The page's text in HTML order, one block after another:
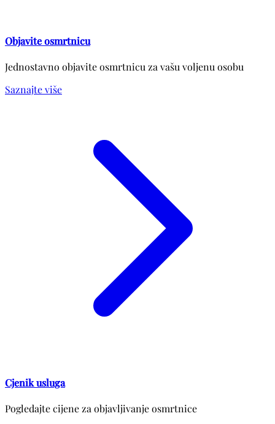
Objavite osmrtnicu
Jednostavno objavite osmrtnicu za vašu voljenu osobu
Saznajte više
Cjenik usluga
Pogledajte cijene za objavljivanje osmrtnice